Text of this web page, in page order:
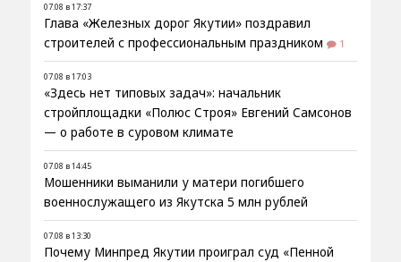
07.08 в 17:37
Глава «Железных дорог Якутии» поздравил
строителей с профессиональным праздником
1
07.08 в 17:03
«Здесь нет типовых задач»: начальник
стройплощадки «Полюс Строя» Евгений Самсонов
— о работе в суровом климате
07.08 в 14:45
Мошенники выманили у матери погибшего
военнослужащего из Якутска 5 млн рублей
07.08 в 13:30
Почему Минпред Якутии проиграл суд «Пенной